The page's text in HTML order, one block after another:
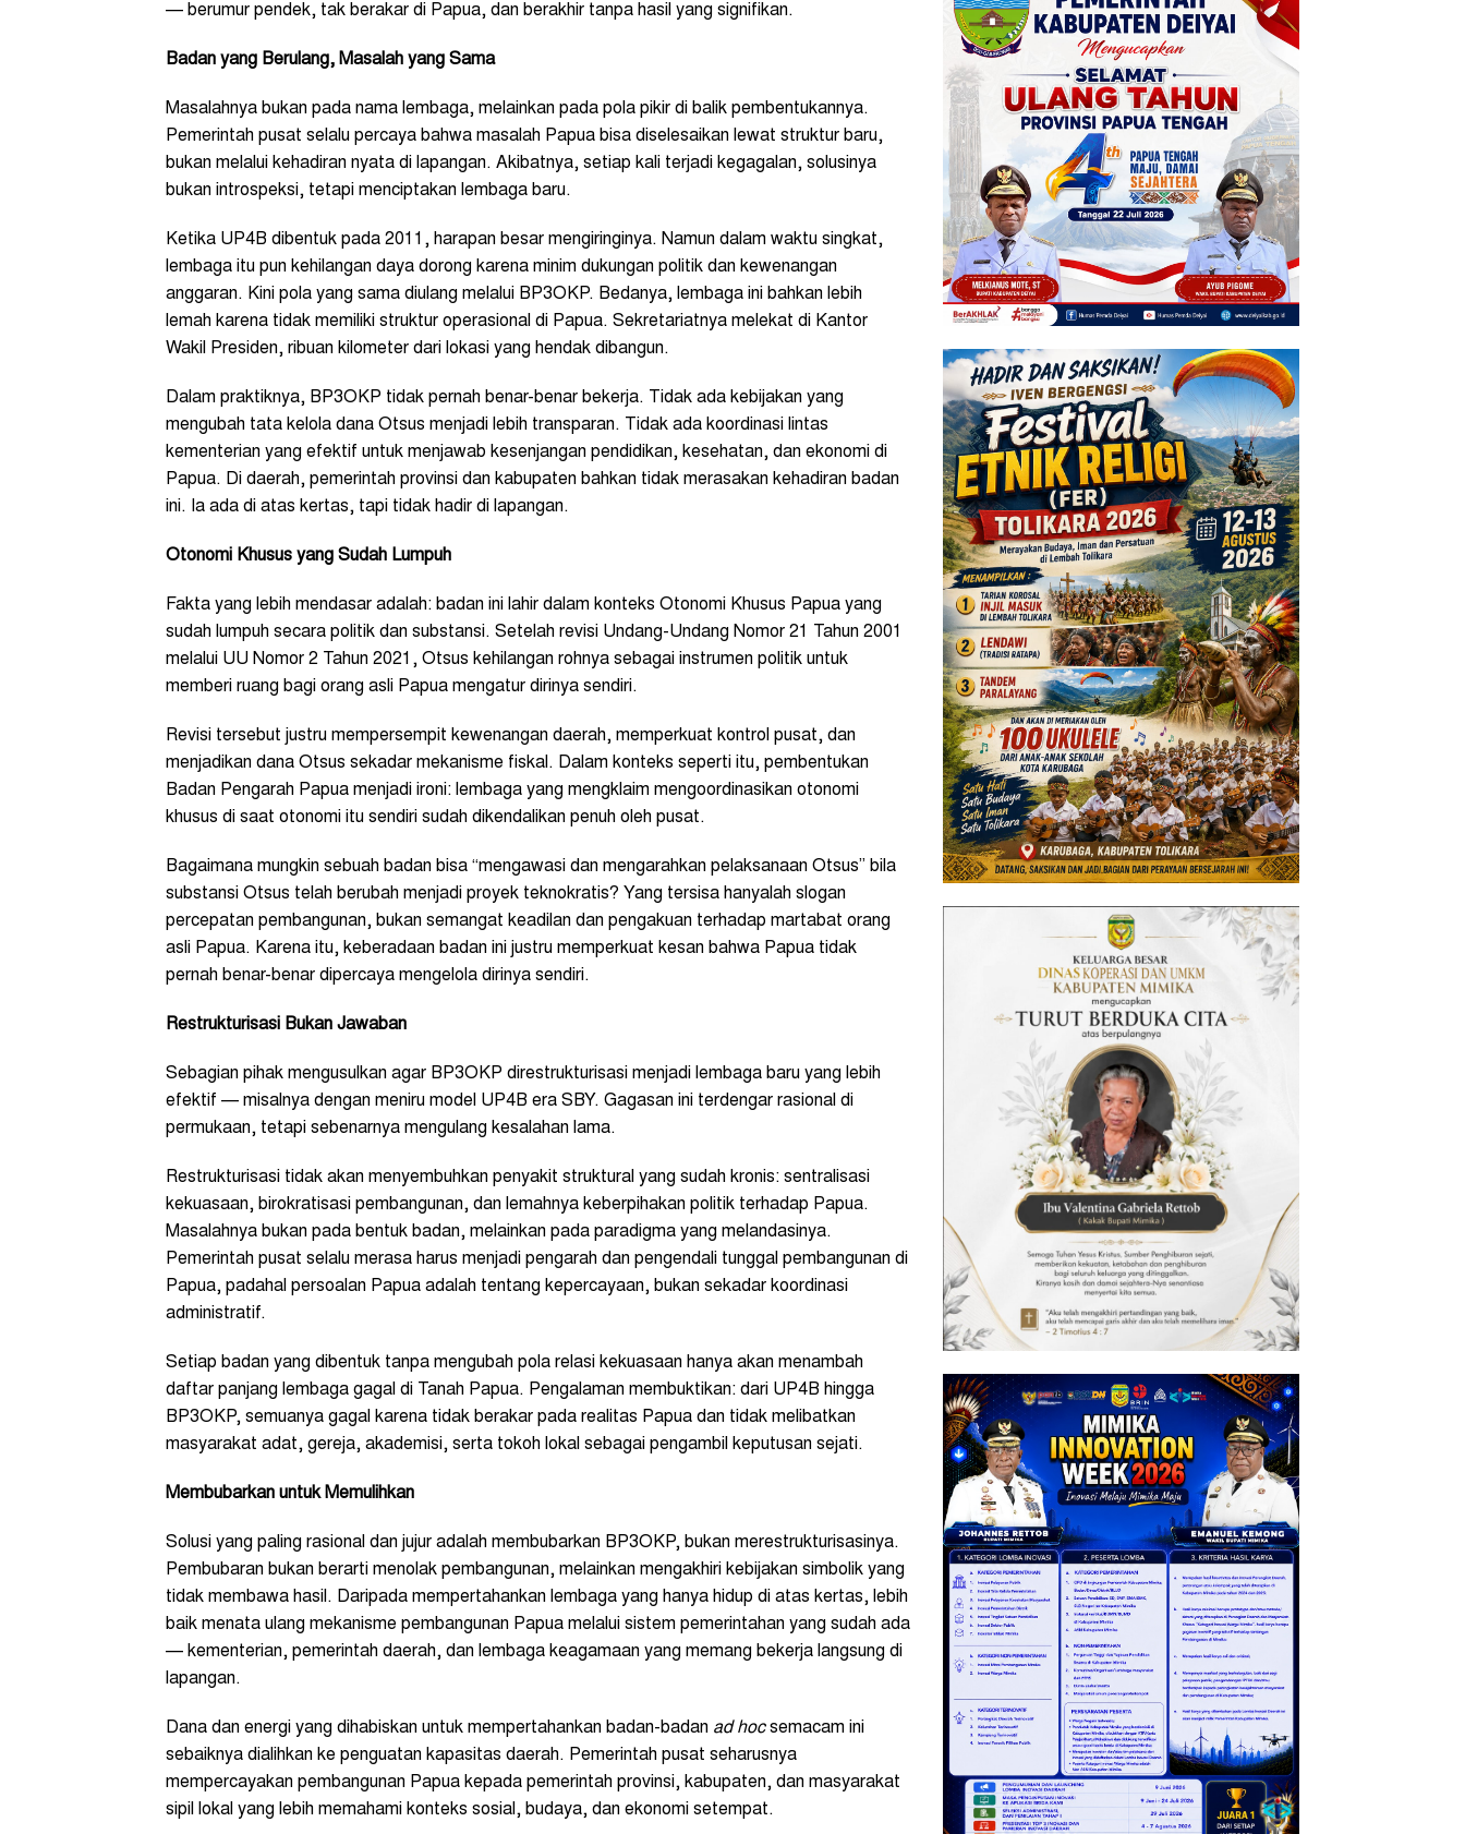
— berumur pendek, tak berakar di Papua, dan berakhir tanpa hasil yang signifikan.
Badan yang Berulang, Masalah yang Sama
Masalahnya bukan pada nama lembaga, melainkan pada pola pikir di balik pembentukannya.
Pemerintah pusat selalu percaya bahwa masalah Papua bisa diselesaikan lewat struktur baru,
bukan melalui kehadiran nyata di lapangan. Akibatnya, setiap kali terjadi kegagalan, solusinya
bukan introspeksi, tetapi menciptakan lembaga baru.
Ketika UP4B dibentuk pada 2011, harapan besar mengiringinya. Namun dalam waktu singkat,
lembaga itu pun kehilangan daya dorong karena minim dukungan politik dan kewenangan
anggaran. Kini pola yang sama diulang melalui BP3OKP. Bedanya, lembaga ini bahkan lebih
lemah karena tidak memiliki struktur operasional di Papua. Sekretariatnya melekat di Kantor
Wakil Presiden, ribuan kilometer dari lokasi yang hendak dibangun.
Dalam praktiknya, BP3OKP tidak pernah benar-benar bekerja. Tidak ada kebijakan yang
mengubah tata kelola dana Otsus menjadi lebih transparan. Tidak ada koordinasi lintas
kementerian yang efektif untuk menjawab kesenjangan pendidikan, kesehatan, dan ekonomi di
Papua. Di daerah, pemerintah provinsi dan kabupaten bahkan tidak merasakan kehadiran badan
ini. Ia ada di atas kertas, tapi tidak hadir di lapangan.
Otonomi Khusus yang Sudah Lumpuh
Fakta yang lebih mendasar adalah: badan ini lahir dalam konteks Otonomi Khusus Papua yang
sudah lumpuh secara politik dan substansi. Setelah revisi Undang-Undang Nomor 21 Tahun 2001
melalui UU Nomor 2 Tahun 2021, Otsus kehilangan rohnya sebagai instrumen politik untuk
memberi ruang bagi orang asli Papua mengatur dirinya sendiri.
Revisi tersebut justru mempersempit kewenangan daerah, memperkuat kontrol pusat, dan
menjadikan dana Otsus sekadar mekanisme fiskal. Dalam konteks seperti itu, pembentukan
Badan Pengarah Papua menjadi ironi: lembaga yang mengklaim mengoordinasikan otonomi
khusus di saat otonomi itu sendiri sudah dikendalikan penuh oleh pusat.
Bagaimana mungkin sebuah badan bisa “mengawasi dan mengarahkan pelaksanaan Otsus” bila
substansi Otsus telah berubah menjadi proyek teknokratis? Yang tersisa hanyalah slogan
percepatan pembangunan, bukan semangat keadilan dan pengakuan terhadap martabat orang
asli Papua. Karena itu, keberadaan badan ini justru memperkuat kesan bahwa Papua tidak
pernah benar-benar dipercaya mengelola dirinya sendiri.
Restrukturisasi Bukan Jawaban
Sebagian pihak mengusulkan agar BP3OKP direstrukturisasi menjadi lembaga baru yang lebih
efektif — misalnya dengan meniru model UP4B era SBY. Gagasan ini terdengar rasional di
permukaan, tetapi sebenarnya mengulang kesalahan lama.
Restrukturisasi tidak akan menyembuhkan penyakit struktural yang sudah kronis: sentralisasi
kekuasaan, birokratisasi pembangunan, dan lemahnya keberpihakan politik terhadap Papua.
Masalahnya bukan pada bentuk badan, melainkan pada paradigma yang melandasinya.
Pemerintah pusat selalu merasa harus menjadi pengarah dan pengendali tunggal pembangunan di
Papua, padahal persoalan Papua adalah tentang kepercayaan, bukan sekadar koordinasi
administratif.
Setiap badan yang dibentuk tanpa mengubah pola relasi kekuasaan hanya akan menambah
daftar panjang lembaga gagal di Tanah Papua. Pengalaman membuktikan: dari UP4B hingga
BP3OKP, semuanya gagal karena tidak berakar pada realitas Papua dan tidak melibatkan
masyarakat adat, gereja, akademisi, serta tokoh lokal sebagai pengambil keputusan sejati.
Membubarkan untuk Memulihkan
Solusi yang paling rasional dan jujur adalah membubarkan BP3OKP, bukan merestrukturisasinya.
Pembubaran bukan berarti menolak pembangunan, melainkan mengakhiri kebijakan simbolik yang
tidak membawa hasil. Daripada mempertahankan lembaga yang hanya hidup di atas kertas, lebih
baik menata ulang mekanisme pembangunan Papua melalui sistem pemerintahan yang sudah ada
— kementerian, pemerintah daerah, dan lembaga keagamaan yang memang bekerja langsung di
lapangan.
Dana dan energi yang dihabiskan untuk mempertahankan badan-badan ad hocsemacam ini
sebaiknya dialihkan ke penguatan kapasitas daerah. Pemerintah pusat seharusnya
mempercayakan pembangunan Papua kepada pemerintah provinsi, kabupaten, dan masyarakat
sipil lokal yang lebih memahami konteks sosial, budaya, dan ekonomi setempat.